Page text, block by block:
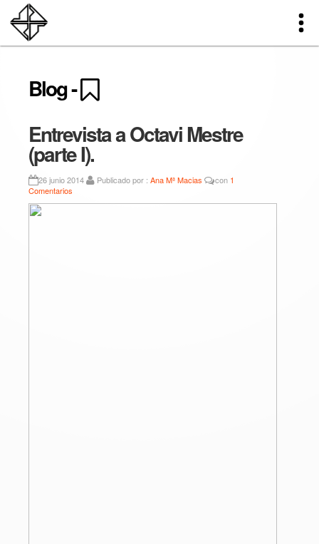
Blog -
Entrevista a Octavi Mestre
(parte I).
26 junio 2014 Publicado por : Ana Mª Macias con 1
Comentarios